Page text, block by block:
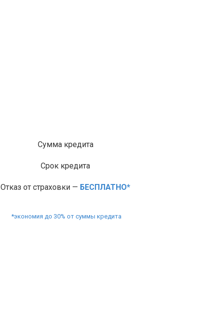
Сумма кредита
Срок кредита
Отказ от страховки — БЕСПЛАТНО*
*экономия до 30% от суммы кредита